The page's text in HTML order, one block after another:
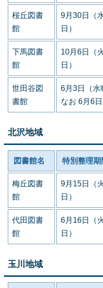
桜丘図書
館
9月30日（
日）
下馬図書
館
10月6日（
日）
世田谷図
書館
6月3日（水
なお 6月6
北沢地域
図書館名 特別整理期
梅丘図書
館
9月15日（
日）
代田図書
館
6月16日（
日）
玉川地域